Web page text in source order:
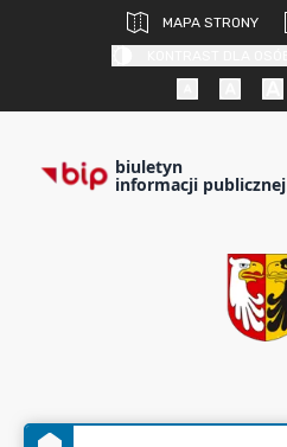
MAPA STRONY
biuletyn
informacji publicznej